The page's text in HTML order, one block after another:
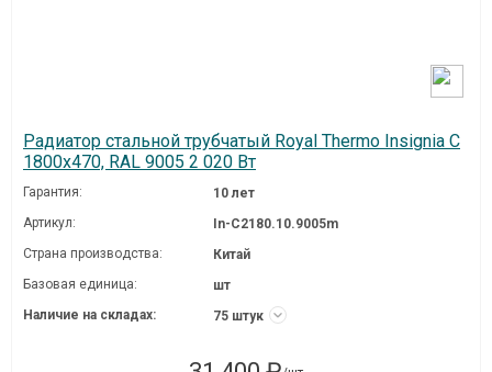
Радиатор стальной трубчатый Royal Thermo Insignia C
1800x470, RAL 9005 2 020 Вт
Гарантия:
10 лет
Артикул:
In-C2180.10.9005m
Страна производства:
Китай
Базовая единица:
шт
Наличие на складах:
75 штук